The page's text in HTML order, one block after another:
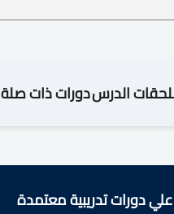
الدرسدورات ذات صلة
دورات تدريبية معتمدة